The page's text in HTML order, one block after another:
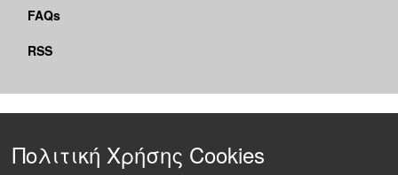
FAQs
RSS
Πολιτική Χρήσης Cookies